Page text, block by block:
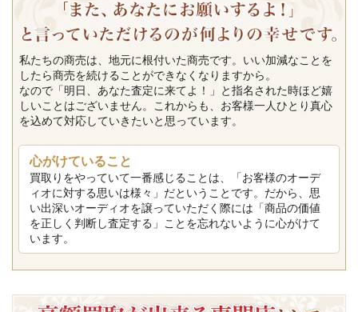
私たちの商売は、地元に根付いた商売です。いい加減なことを
したら商売を続けることができなくなりますから。
なので「明日、あなた査定に来てよ！」と指名された時ほど嬉
しいことはございません。これからも、お客様一人ひとり真心
を込めて対応していきたいと思っています。
心がけていること
買取りをやっていて一番感じることは、「お客様のオーデ
ィオに対する思いは様々」だということです。だから、思
い出深いオーディオを譲っていただく際には「商品の価値
を正しく判断し査定する」ことを忘れないように心がけて
います。